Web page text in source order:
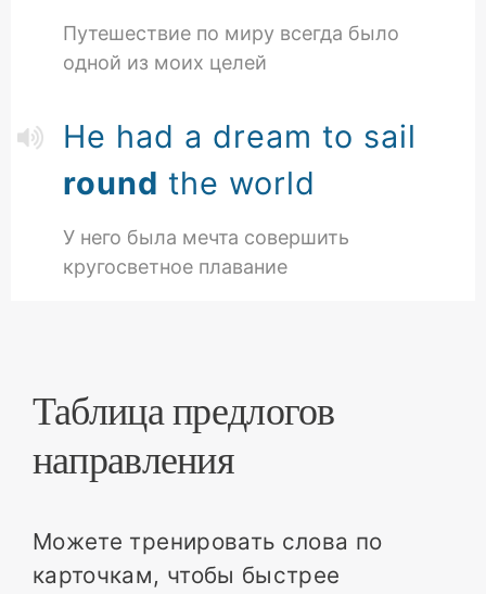
Путешествие по миру всегда было
одной из моих целей
He had a dream to sail
round the world
У него была мечта совершить
кругосветное плавание
Таблица предлогов
направления
Можете тренировать слова по
карточкам, чтобы быстрее